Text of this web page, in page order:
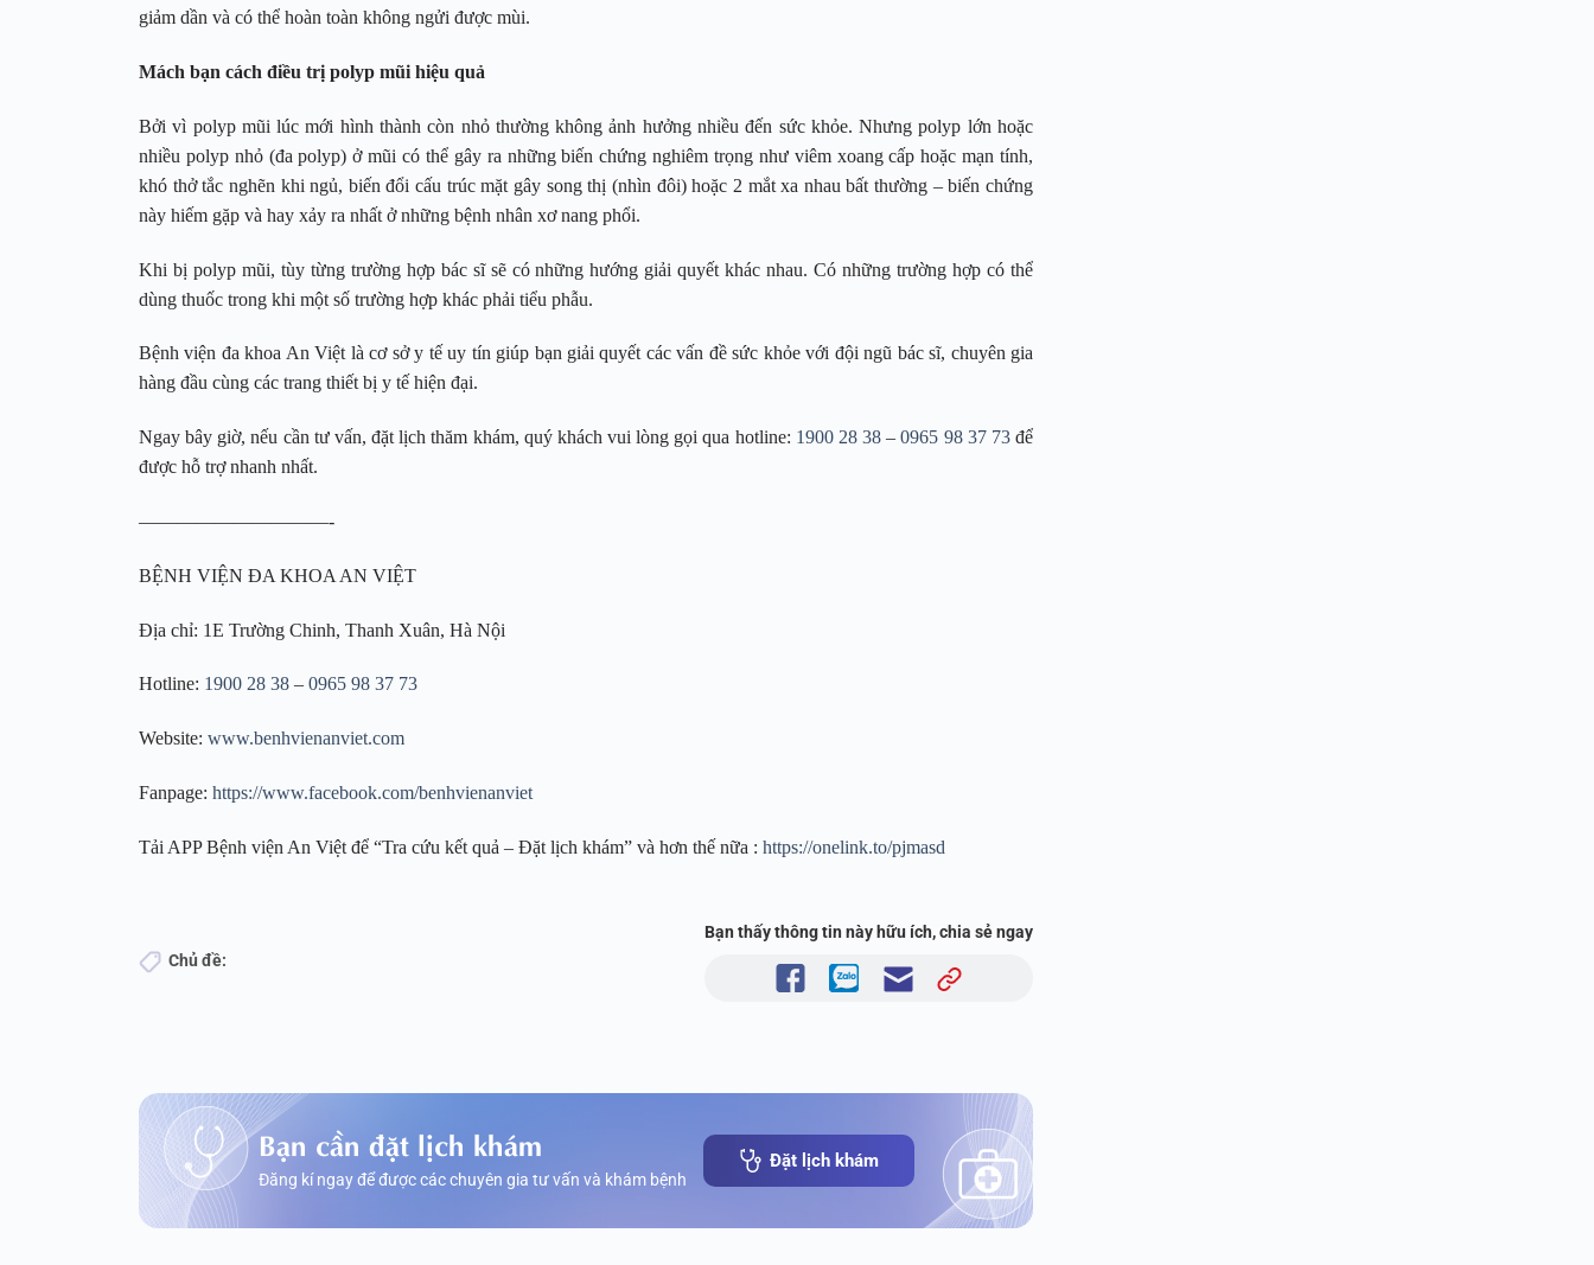
giảm dần và có thể hoàn toàn không ngửi được mùi.
Mách bạn cách điều trị polyp mũi hiệu quả
Bởi vì polyp mũi lúc mới hình thành còn nhỏ thường không ảnh hưởng nhiều đến sức khỏe. Nhưng polyp lớn hoặc
nhiều polyp nhỏ (đa polyp) ở mũi có thể gây ra những biến chứng nghiêm trọng như viêm xoang cấp hoặc mạn tính,
khó thở tắc nghẽn khi ngủ, biến đổi cấu trúc mặt gây song thị (nhìn đôi) hoặc 2 mắt xa nhau bất thường – biến chứng
này hiếm gặp và hay xảy ra nhất ở những bệnh nhân xơ nang phổi.
Khi bị polyp mũi, tùy từng trường hợp bác sĩ sẽ có những hướng giải quyết khác nhau. Có những trường hợp có thể
dùng thuốc trong khi một số trường hợp khác phải tiểu phẫu.
Bệnh viện đa khoa An Việt là cơ sở y tế uy tín giúp bạn giải quyết các vấn đề sức khỏe với đội ngũ bác sĩ, chuyên gia
hàng đầu cùng các trang thiết bị y tế hiện đại.
Ngay bây giờ, nếu cần tư vấn, đặt lịch thăm khám, quý khách vui lòng gọi qua hotline: 1900 28 38 –0965 98 37 73để
được hỗ trợ nhanh nhất.
——————————-
BỆNH VIỆN ĐA KHOA AN VIỆT
Địa chỉ: 1E Trường Chinh, Thanh Xuân, Hà Nội
Hotline: 1900 28 38 – 0965 98 37 73
Website: www.benhvienanviet.com
Fanpage: https://www.facebook.com/benhvienanviet
Tải APP Bệnh viện An Việt để “Tra cứu kết quả – Đặt lịch khám” và hơn thế nữa : https://onelink.to/pjmasd
Chủ đề:
Bạn thấy thông tin này hữu ích, chia sẻ ngay
Bạn cần đặt lịch khám
Đăng kí ngay để được các chuyên gia tư vấn và khám bệnh
Đặt lịch khám